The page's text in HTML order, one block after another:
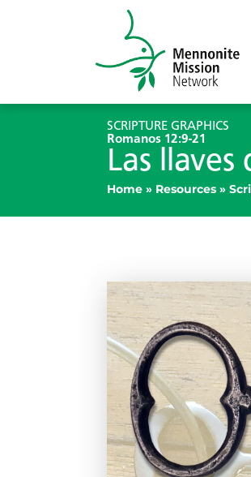
SCRIPTURE GRAPHICS
Romanos 12:9-21
Las llaves
Home » Resources »